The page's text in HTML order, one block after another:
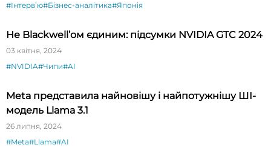
#Інтервʼю#Бізнес-аналітика#Японія
Не Blackwell’ом єдиним: підсумки NVIDIA GTC 2024
03 квітня, 2024
#NVIDIA#Чипи#AI
Meta представила найновішу і найпотужнішу ШІ-
модель Llama 3.1
26 липня, 2024
#Meta#Llama#AI